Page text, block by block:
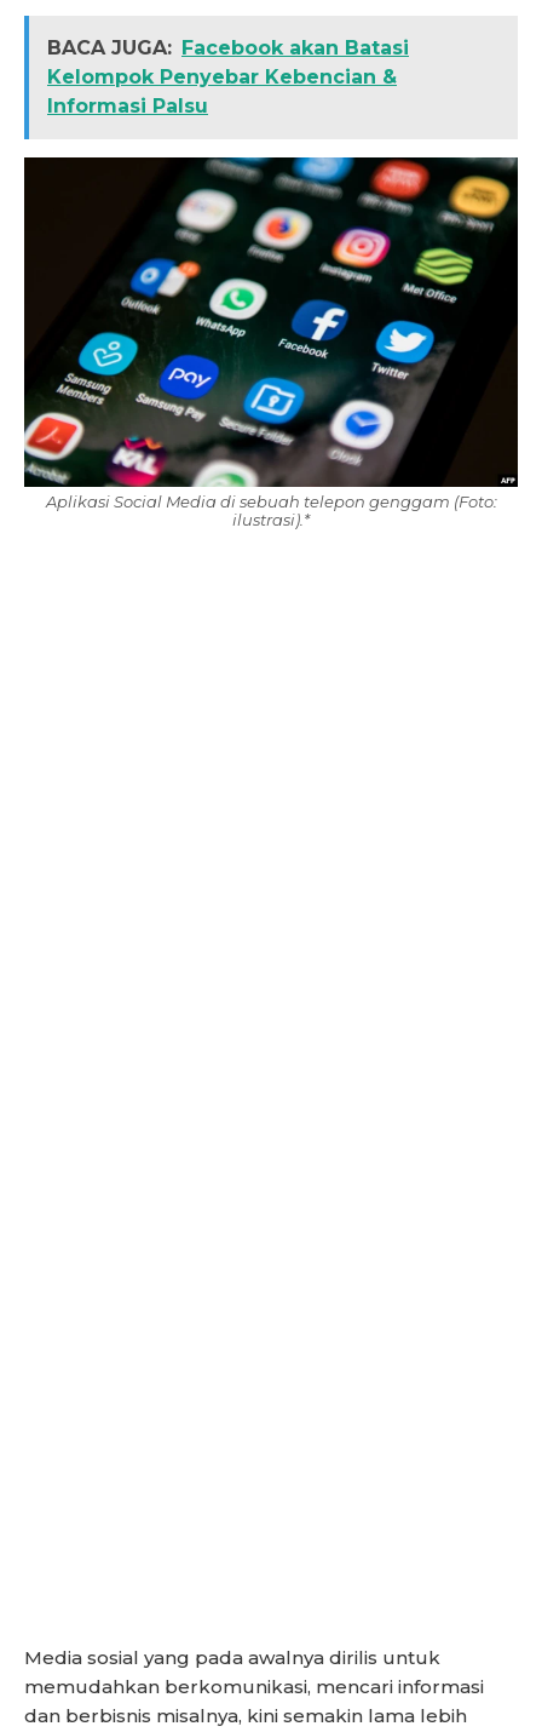
BACA JUGA: Facebook akan Batasi
Kelompok Penyebar Kebencian &
Informasi Palsu
Aplikasi Social Media di sebuah telepon genggam (Foto:
ilustrasi).*
Media sosial yang pada awalnya dirilis untuk
memudahkan berkomunikasi, mencari informasi
dan berbisnis misalnya, kini semakin lama lebih